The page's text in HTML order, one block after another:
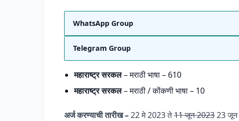
WhatsApp Group
Telegram Group
महाराष्ट्र सरकल– मराठी भाषा – 610
महाराष्ट्र सरकल– मराठी / कोंकणी भाषा – 10
अर्ज करण्याची तारीख –22 मे 2023 ते11 जून 202323